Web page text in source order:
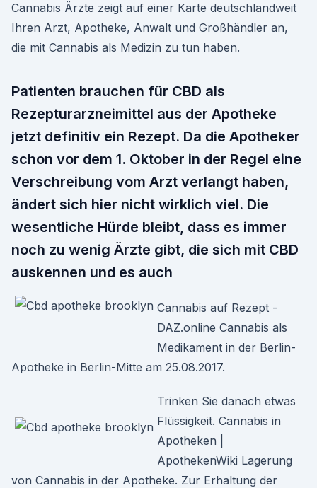
Cannabis Ärzte zeigt auf einer Karte deutschlandweit
Ihren Arzt, Apotheke, Anwalt und Großhändler an,
die mit Cannabis als Medizin zu tun haben.
Patienten brauchen für CBD als
Rezepturarzneimittel aus der Apotheke
jetzt definitiv ein Rezept. Da die Apotheker
schon vor dem 1. Oktober in der Regel eine
Verschreibung vom Arzt verlangt haben,
ändert sich hier nicht wirklich viel. Die
wesentliche Hürde bleibt, dass es immer
noch zu wenig Ärzte gibt, die sich mit CBD
auskennen und es auch
Cannabis auf Rezept -
DAZ.online Cannabis als
Medikament in der Berlin-
Apotheke in Berlin-Mitte am 25.08.2017.
Trinken Sie danach etwas
Flüssigkeit. Cannabis in
Apotheken |
ApothekenWiki Lagerung
von Cannabis in der Apotheke. Zur Erhaltung der